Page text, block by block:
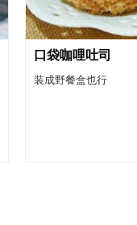
口袋咖哩吐司
装成野餐盒也行